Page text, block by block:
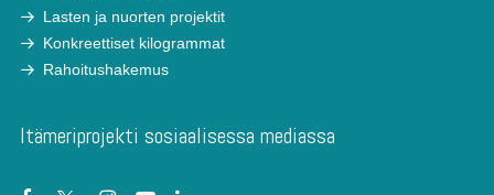
Lasten ja nuorten projektit
Konkreettiset kilogrammat
Rahoitushakemus
Itämeriprojekti sosiaalisessa mediassa